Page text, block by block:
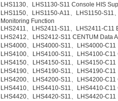
LHS1130、LHS1130-S11 Console HIS
LHS1150、LHS1150-A11、LHS1150-
Monitoring Function
LHS2411、LHS2411-S11、LHS2411-
LHS2412、LHS2412-S11 CENTUM Data
LHS4000、LHS4000-S11、LHS4000-
LHS4100、LHS4100-S11、LHS4100-
LHS4150、LHS4150-S11、LHS4150-
LHS4190、LHS4190-S11、LHS4190-
LHS4200、LHS4200-S11、LHS4200-
LHS4410、LHS4410-S11、LHS4410-
LHS4420、LHS4420-S11、LHS4420-